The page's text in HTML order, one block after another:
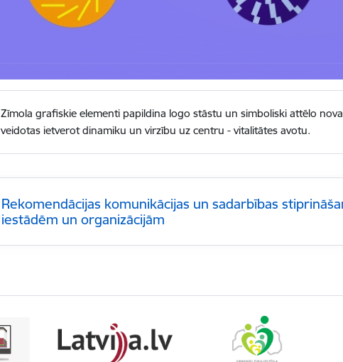
Zīmola grafiskie elementi papildina logo stāstu un simboliski attēlo
veidotas ietverot dinamiku un virzību uz centru - vitalitātes avotu.
Rekomendācijas komunikācijas un sadarbības
iestādēm un organizācijām